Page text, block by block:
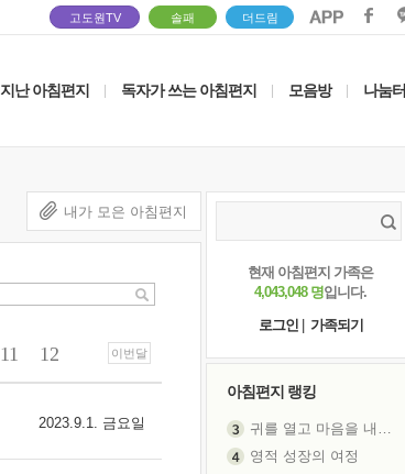
고도원TV 솔패 더드림
지난 아침편지 독자가 쓰는 아침편지 모음방 나눔터
내가 모은 아침편지
11 12 이번달
2023.9.1. 금요일
현재 아침편지 가족은
4,043,048 명입니다.
로그인
가족되기
아침편지 랭킹
귀를 열고 마음을 내어주고
영적 성장의 여정